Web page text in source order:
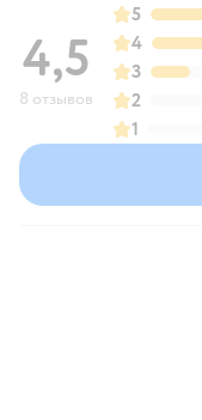
4,5
8 отзывов
5
4
3
2
1